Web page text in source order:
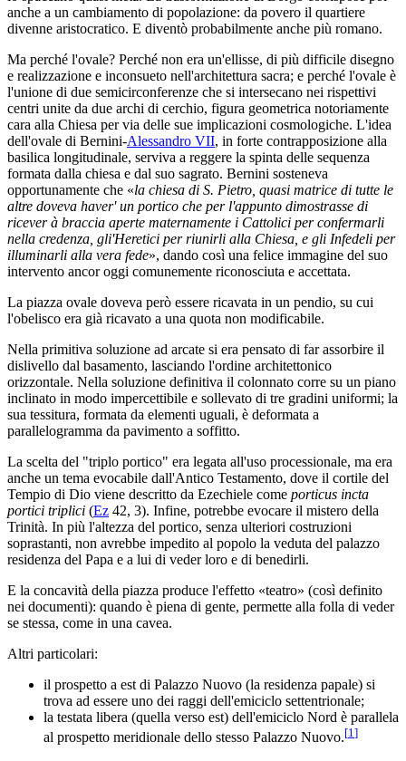
anche a un cambiamento di popolazione: da povero il quartiere
divenne aristocratico. E diventò probabilmente anche più romano.
Ma perché l'ovale? Perché non era un'ellisse, di più difficile disegno
e realizzazione e inconsueto nell'architettura sacra; e perché l'ovale è
l'unione di due semicirconferenze che si intersecano nei rispettivi
centri unite da due archi di cerchio, figura geometrica notoriamente
cara alla Chiesa per via delle sue implicazioni cosmologiche. L'idea
dell'ovale di Bernini-Alessandro VII, in forte contrapposizione alla
basilica longitudinale, serviva a reggere la spinta delle sequenza
formata dalla chiesa e dal suo sagrato. Bernini sosteneva
opportunamente che «la chiesa di S. Pietro, quasi matrice di tutte le
altre doveva haver' un portico che per l'appunto dimostrasse di
ricever à braccia aperte maternamente i Cattolici per confermarli
nella credenza, gli'Heretici per riunirli alla Chiesa, e gli Infedeli per
illuminarli alla vera fede», dando così una felice immagine del suo
intervento ancor oggi comunemente riconosciuta e accettata.
La piazza ovale doveva però essere ricavata in un pendio, su cui
l'obelisco era già ricavato a una quota non modificabile.
Nella primitiva soluzione ad arcate si era pensato di far assorbire il
dislivello dal basamento, lasciando l'ordine architettonico
orizzontale. Nella soluzione definitiva il colonnato corre su un piano
inclinato in modo impercettibile e sollevato di tre gradini uniformi; la
sua tessitura, formata da elementi uguali, è deformata a
parallelogramma da pavimento a soffitto.
La scelta del "triplo portico" era legata all'uso processionale, ma era
anche un tema evocabile dall'Antico Testamento, dove il cortile del
Tempio di Dio viene descritto da Ezechiele come porticus incta
portici triplici (Ez 42, 3). Infine, potrebbe evocare il mistero della
Trinità. In più l'altezza del portico, senza ulteriori costruzioni
soprastanti, non avrebbe impedito al popolo la veduta del palazzo
residenza del Papa e a lui di veder loro e di benedirli.
E la concavità della piazza produce l'effetto «teatro» (così definito
nei documenti): quando è piena di gente, permette alla folla di veder
se stessa, come in una cavea.
Altri particolari:
il prospetto a est di Palazzo Nuovo (la residenza papale) si
trova ad essere uno dei raggi dell'emiciclo settentrionale;
la testata libera (quella verso est) dell'emiciclo Nord è parallela
al prospetto meridionale dello stesso Palazzo Nuovo.[1 ]